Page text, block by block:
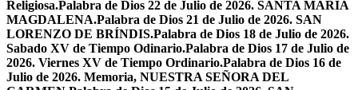
Religiosa.Palabra de Dios 22 de Julio de 2026. SANTA MARÍA
MAGDALENA.Palabra de Dios 21 de Julio de 2026. SAN
LORENZO DE BRÍNDIS.Palabra de Dios 18 de Julio de 2026.
Sabado XV de Tiempo Odinario.Palabra de Dios 17 de Julio de
2026. Viernes XV de Tiempo Ordinario.Palabra de Dios 16 de
Julio de 2026. Memoria, NUESTRA SEÑORA DEL